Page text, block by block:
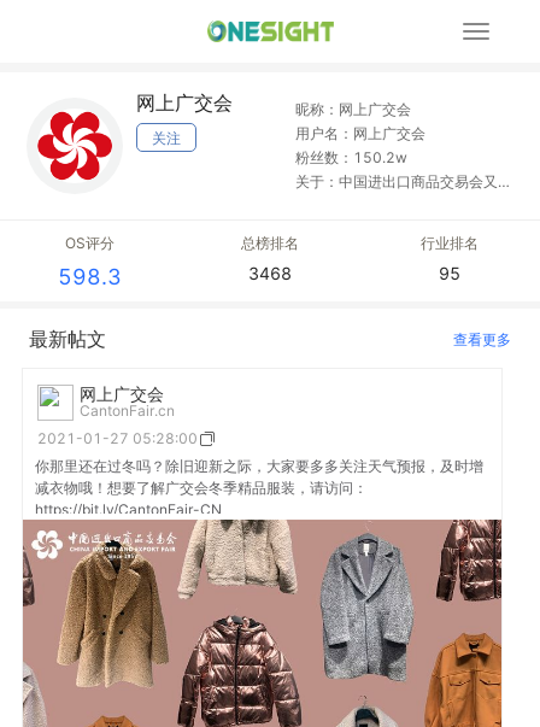
展
网上广交会
关注
昵称：网上广交会
用户名：网上广交会
粉丝数：150.2w
关于：中国进出口商品交易会又
4000-888-999 Email:
info@cantonfair.org.cn
OS评分
598.3
总榜排名
3468
行业排名
95
最新帖文 查看更多
网上广交会
CantonFair.cn
2021-01-27 05:28:00
你那里还在过冬吗？除旧迎新之际，大家要多多关注天气预报，及时增
减衣物哦！想要了解广交会冬季精品服装，请访问：
https://bit.ly/CantonFair-CN